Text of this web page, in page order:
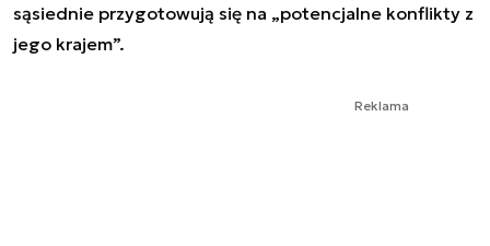
sąsiednie przygotowują się na „potencjalne konflikty z
jego krajem”.
Reklama